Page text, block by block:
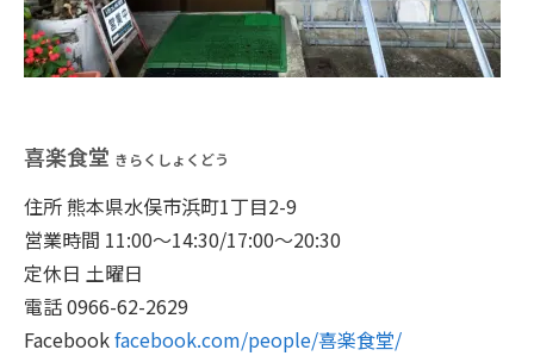
喜楽食堂 きらくしょくどう
住所 熊本県水俣市浜町1丁目2-9
営業時間 11:00～14:30/17:00～20:30
定休日 土曜日
電話 0966-62-2629
Facebookfacebook.com/people/喜楽食堂/